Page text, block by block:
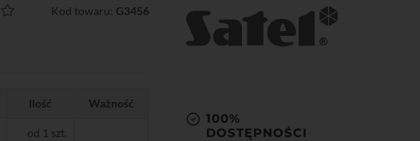
Kod towaru: G3456
Ilość Ważność
od 1 szt.
100%
DOSTĘPNOŚCI